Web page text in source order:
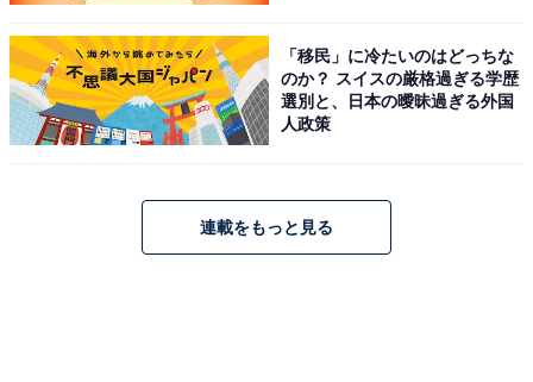
橋本さんは、駆け出しの脳神経外科医・田上湖音波（た
がみ・ことは）を担当。湖音波は「外科手術」と「血管
内治療」ができるスゴ腕ドクターでありながら、バリバ
リのヤンキーだった過去を持つ「元ヤンドクター」で
す。
今作では、ポジティブで負けず嫌いの湖音波が、病気に
「移民」に冷たいのはどっちな
のか？ スイスの厳格過ぎる学歴
選別と、日本の曖昧過ぎる外国
人政策
連載をもっと見る